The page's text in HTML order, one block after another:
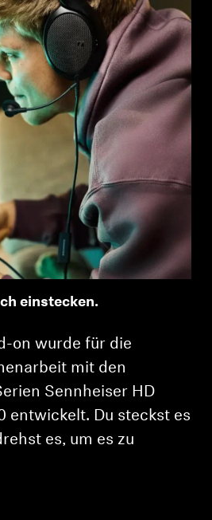
einstecken.
on wurde für die
mit den
Sennheiser HD
entwickelt. Du steckst es
es, um es zu